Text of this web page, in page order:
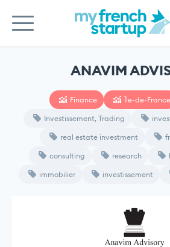
ANAVIM
Finance Île-de-France
Investissement, Trading
real estate investment
consulting research
immobilier investissement